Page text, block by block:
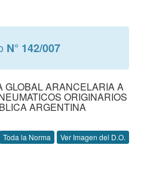
N° 142/007
GLOBAL ARANCELARIA A
ORIGINARIOS
ARGENTINA
Toda la Norma Ver Imagen del D.O.